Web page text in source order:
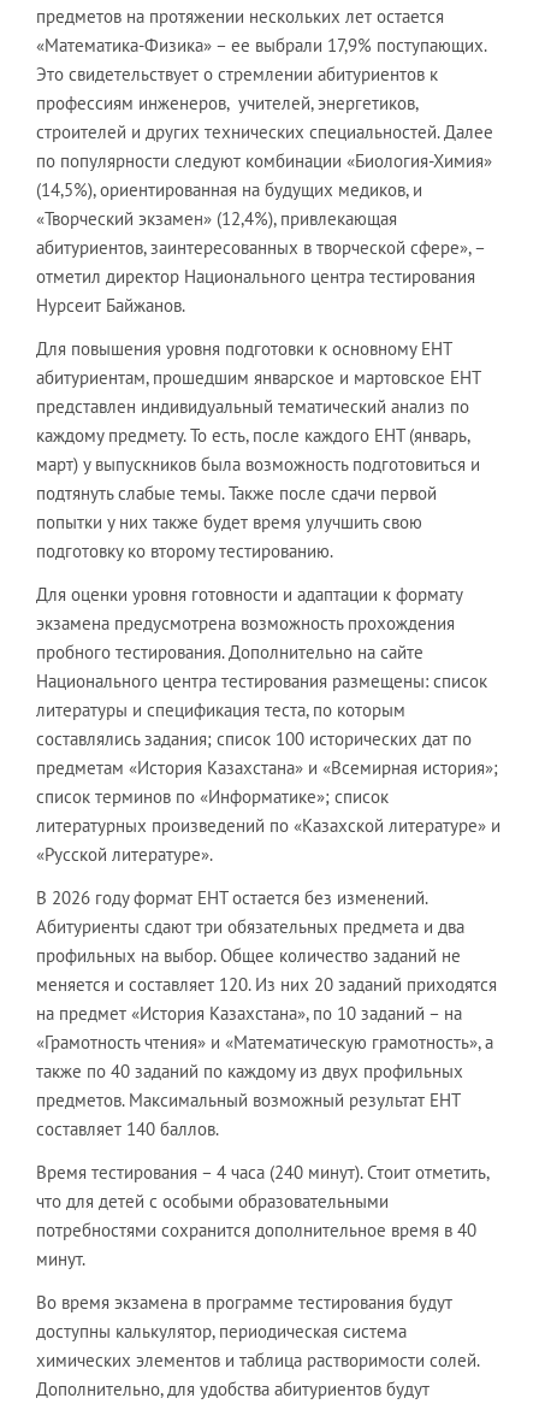
предметов на протяжении нескольких лет остается
«Математика-Физика» – ее выбрали 17,9% поступающих.
Это свидетельствует о стремлении абитуриентов к
профессиям инженеров, учителей, энергетиков,
строителей и других технических специальностей. Далее
по популярности следуют комбинации «Биология-Химия»
(14,5%), ориентированная на будущих медиков, и
«Творческий экзамен» (12,4%), привлекающая
абитуриентов, заинтересованных в творческой сфере», –
отметил директор Национального центра тестирования
Нурсеит Байжанов.
Для повышения уровня подготовки к основному ЕНТ
абитуриентам, прошедшим январское и мартовское ЕНТ
представлен индивидуальный тематический анализ по
каждому предмету. То есть, после каждого ЕНТ (январь,
март) у выпускников была возможность подготовиться и
подтянуть слабые темы. Также после сдачи первой
попытки у них также будет время улучшить свою
подготовку ко второму тестированию.
Для оценки уровня готовности и адаптации к формату
экзамена предусмотрена возможность прохождения
пробного тестирования. Дополнительно на сайте
Национального центра тестирования размещены: список
литературы и спецификация теста, по которым
составлялись задания; список 100 исторических дат по
предметам «История Казахстана» и «Всемирная история»;
список терминов по «Информатике»; список
литературных произведений по «Казахской литературе» и
«Русской литературе».
В 2026 году формат ЕНТ остается без изменений.
Абитуриенты сдают три обязательных предмета и два
профильных на выбор. Общее количество заданий не
меняется и составляет 120. Из них 20 заданий приходятся
на предмет «История Казахстана», по 10 заданий – на
«Грамотность чтения» и «Математическую грамотность», а
также по 40 заданий по каждому из двух профильных
предметов. Максимальный возможный результат ЕНТ
составляет 140 баллов.
Время тестирования – 4 часа (240 минут). Стоит отметить,
что для детей с особыми образовательными
потребностями сохранится дополнительное время в 40
минут.
Во время экзамена в программе тестирования будут
доступны калькулятор, периодическая система
химических элементов и таблица растворимости солей.
Дополнительно, для удобства абитуриентов будут